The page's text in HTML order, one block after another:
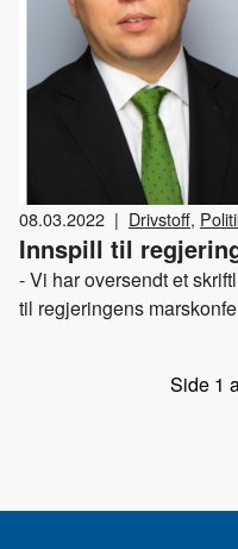
08.03.2022 | Drivstoff,
Avgifter,
Innspill til
- Vi har oversendt et
til regjeringens
Bremer Nebben, Side 1